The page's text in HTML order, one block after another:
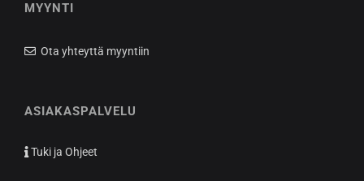
MYYNTI
Ota yhteyttä myyntiin
ASIAKASPALVELU
Tuki ja Ohjeet